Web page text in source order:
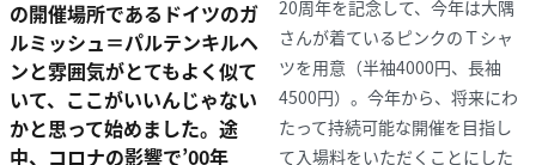
20周年を記念して、今年は大隅
さんが着ているピンクのＴシャ
ツを用意（半袖4000円、長袖
4500円）。今年から、将来にわ
たって持続可能な開催を目指し
て入場料をいただくことにした
の開催場所であるドイツのガ
ルミッシュ＝パルテンキルヘ
ンと雰囲気がとてもよく似て
いて、ここがいいんじゃない
かと思って始めました。途
中、コロナの影響で’00年